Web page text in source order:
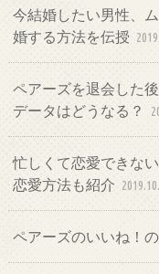
今結婚したい男性、
婚する方法を伝授
ペアーズを退会した
データはどうなる？
忙しくて恋愛できな
恋愛方法も紹介
ペアーズのいいね！